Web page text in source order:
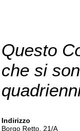
Questo
che si
Indirizzo
Borgo Retto, 21/A